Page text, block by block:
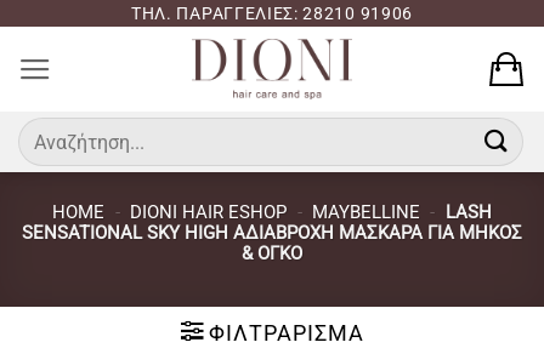
περιεχόμενο
ΤΗΛ. ΠΑΡΑΓΓΕΛΙΕΣ: 28210 91906
Αναζήτηση
για:
HOME - DIONI HAIR ESHOP - MAYBELLINE - LASH
SENSATIONAL SKY HIGH ΑΔΙΑΒΡΟΧΗ ΜΑΣΚΑΡΑ ΓΙΑ ΜΗΚΟΣ
& ΟΓΚΟ
ΦΙΛΤΡΆΡΙΣΜΑ